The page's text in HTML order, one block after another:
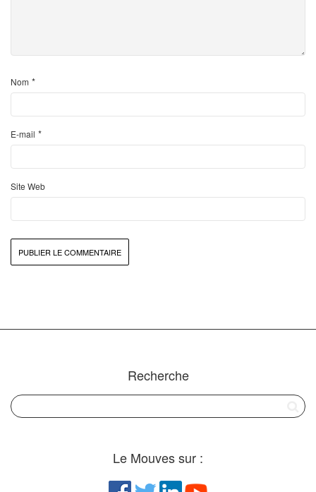
Nom *
E-mail *
Site Web
Recherche
Le Mouves sur :